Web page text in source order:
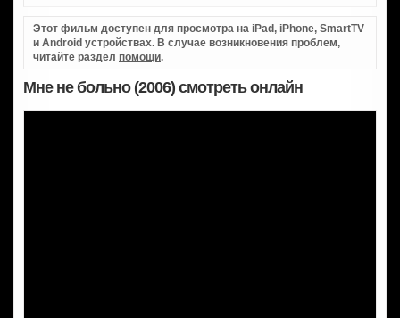
Этот фильм доступен для просмотра на iPad, iPhone, SmartTV
и Android устройствах. В случае возникновения проблем,
читайте раздел помощи.
Мне не больно (2006) смотреть онлайн